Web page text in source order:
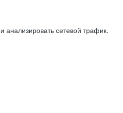
сетевой трафик.